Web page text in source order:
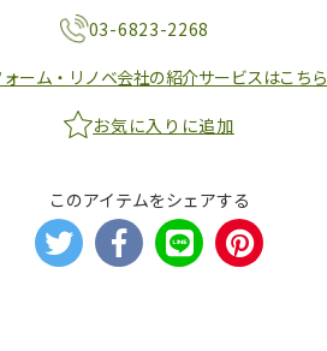
03-6823-2268
ーム・リノベ会社の紹介サービスはこちら
お気に入りに追加
このアイテムをシェアする